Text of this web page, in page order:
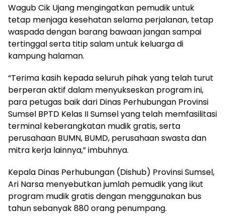
Wagub Cik Ujang mengingatkan pemudik untuk
tetap menjaga kesehatan selama perjalanan, tetap
waspada dengan barang bawaan jangan sampai
tertinggal serta titip salam untuk keluarga di
kampung halaman.
“Terima kasih kepada seluruh pihak yang telah turut
berperan aktif dalam menyukseskan program ini,
para petugas baik dari Dinas Perhubungan Provinsi
Sumsel BPTD Kelas II Sumsel yang telah memfasilitasi
terminal keberangkatan mudik gratis, serta
perusahaan BUMN, BUMD, perusahaan swasta dan
mitra kerja lainnya,” imbuhnya.
Kepala Dinas Perhubungan (Dishub) Provinsi Sumsel,
Ari Narsa menyebutkan jumlah pemudik yang ikut
program mudik gratis dengan menggunakan bus
tahun sebanyak 880 orang penumpang.